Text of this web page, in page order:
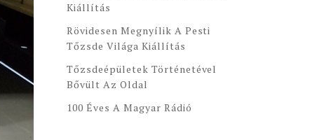
Kiállítás
Rövidesen Megnyílik A Pesti
Tőzsde Világa Kiállítás
Tőzsdeépületek Történetével
Bővült Az Oldal
100 Éves A Magyar Rádió